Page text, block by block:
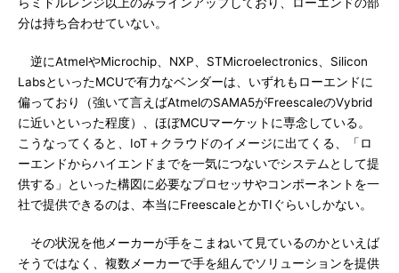
分は持ち合わせていない。
逆にAtmelやMicrochip、NXP、STMicroelectronics、Silicon
LabsといったMCUで有力なベンダーは、いずれもローエンドに
偏っており（強いて言えばAtmelのSAMA5がFreescaleのVybrid
に近いといった程度）、ほぼMCUマーケットに専念している。
こうなってくると、IoT＋クラウドのイメージに出てくる、「ロ
ーエンドからハイエンドまでを一気につないでシステムとして提
供する」といった構図に必要なプロセッサやコンポーネントを一
社で提供できるのは、本当にFreescaleとかTIぐらいしかない。
その状況を他メーカーが手をこまねいて見ているのかといえば
そうではなく、複数メーカーで手を組んでソリューションを提供